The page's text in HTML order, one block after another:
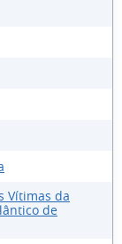
Vítimas da
de